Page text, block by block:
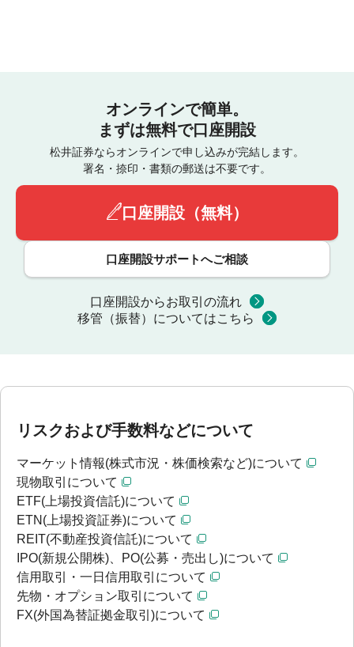
オンラインで簡単。
まずは無料で口座開設
松井証券ならオンラインで申し込みが完結します。
署名・捺印・書類の郵送は不要です。
口座開設（無料）
口座開設サポートへご相談
口座開設からお取引の流れ
移管（振替）についてはこちら
リスクおよび手数料などについて
マーケット情報(株式市況・株価検索など)について
現物取引について
ETF(上場投資信託)について
ETN(上場投資証券)について
REIT(不動産投資信託)について
IPO(新規公開株)、PO(公募・売出し)について
信用取引・一日信用取引について
先物・オプション取引について
FX(外国為替証拠金取引)について